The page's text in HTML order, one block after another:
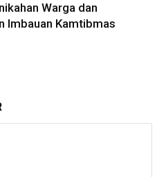
Warga dan
Imbauan Kamtibmas